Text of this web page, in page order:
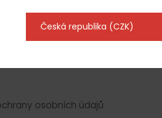
osobních údajů
Česká republika (CZK)